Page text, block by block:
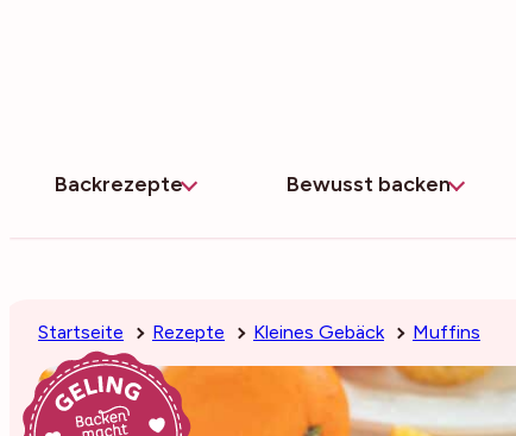
Backrezepte Bewusst backen
Startseite Rezepte Kleines Gebäck Muffins